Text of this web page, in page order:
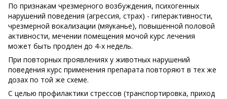
По признакам чрезмерного возбуждения, психогенных
нарушений поведения (агрессия, страх) - гиперактивности,
чрезмерной вокализации (мяуканье), повышенной половой
активности, мечении помещения мочой курс лечения
может быть продлен до 4-х недель.
При повторных проявлениях у животных нарушений
поведения курс применения препарата повторяют в тех же
дозах по той же схеме.
С целью профилактики стрессов (транспортировка, приход